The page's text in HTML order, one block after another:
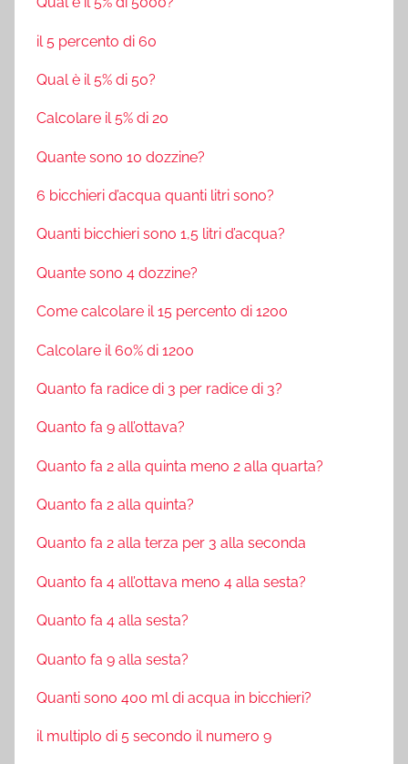
il 5 percento di 60
Qual è il 5% di 50?
Calcolare il 5% di 20
Quante sono 10 dozzine?
6 bicchieri d’acqua quanti litri sono?
Quanti bicchieri sono 1,5 litri d’acqua?
Quante sono 4 dozzine?
Come calcolare il 15 percento di 1200
Calcolare il 60% di 1200
Quanto fa radice di 3 per radice di 3?
Quanto fa 9 all’ottava?
Quanto fa 2 alla quinta meno 2 alla quarta?
Quanto fa 2 alla quinta?
Quanto fa 2 alla terza per 3 alla seconda
Quanto fa 4 all’ottava meno 4 alla sesta?
Quanto fa 4 alla sesta?
Quanto fa 9 alla sesta?
Quanti sono 400 ml di acqua in bicchieri?
il multiplo di 5 secondo il numero 9